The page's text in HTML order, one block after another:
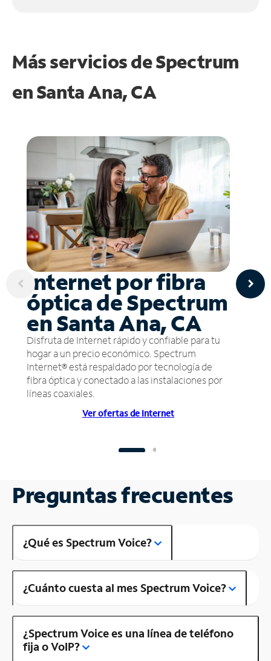
Más servicios de Spectrum
enSanta Ana, CA
Internet por fibra
óptica de Spectrum
en Santa Ana, CA
Disfruta de Internet rápido y confiable para tu
hogar a un precio económico. Spectrum
Internet® está respaldado por tecnología de
fibra óptica y conectado a las instalaciones por
líneas coaxiales.
Ver ofertas de Internet
Preguntas frecuentes
¿Qué es Spectrum Voice?
¿Cuánto cuesta al mes Spectrum Voice?
¿Spectrum Voice es una línea de teléfono
fija o VoIP?